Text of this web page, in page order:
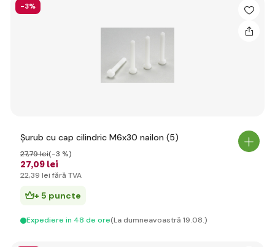
-3%
Șurub cu cap cilindric M6x30 nailon (5)
27,09 lei
27,79 lei(-3 %)
22,39 lei fără TVA
+ 5 puncte
Expediere in 48 de ore(La dumneavoastră 19.08.)